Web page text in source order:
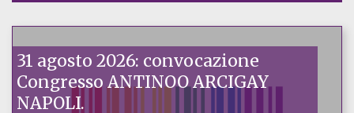
31 agosto 2026: convocazione
Congresso ANTINOO ARCIGAY
NAPOLI.